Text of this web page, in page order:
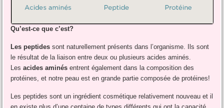
Qu’est-ce que c’est?
Les peptides sont naturellement présents dans l’organisme. Ils sont
le résultat de la liaison entre deux ou plusieurs acides aminés.
Lesacides aminés entrent également dans la composition des
protéines, et notre peau est en grande partie composée de protéines!
Les peptides sont un ingrédient cosmétique relativement nouveau et il